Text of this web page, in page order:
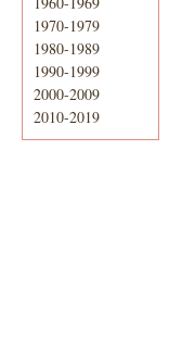
1970-1979
1980-1989
1990-1999
2000-2009
2010-2019